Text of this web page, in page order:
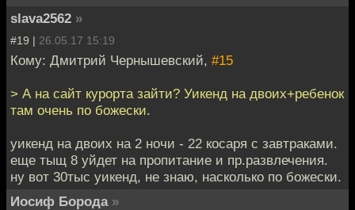
slava2562 »
#19 | 26.05.17 15:19
Кому: Дмитрий Чернышевский, #15
> А на сайт курорта зайти? Уикенд на двоих+ребенок
там очень по божески.
уикенд на двоих на 2 ночи - 22 косаря с завтраками.
еще тыщ 8 уйдет на пропитание и пр.развлечения.
ну вот 30тыс уикенд, не знаю, насколько по божески.
Иосиф Борода »